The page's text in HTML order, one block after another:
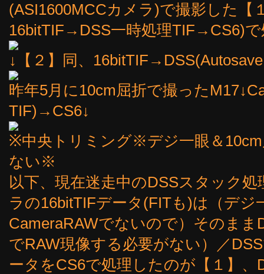
(ASI1600MCCカメラ)で撮影した【
16bitTIF→DSS一時処理TIF→CS6)で
↓【２】同、
昨年5月に10cm屈折で撮った
TIF)→CS6↓
※中央トリミング※デジ一眼＆
ない※
以下、現在迷走中のDSSスタック
ラの16bitTIFデータ(FITも)は（デ
CameraRAWでないので）そのま
でRAW現像する必要がない）／
ータをCS6で処理したのが【１】